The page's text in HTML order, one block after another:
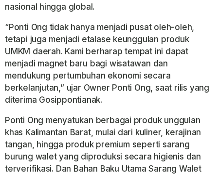
nasional hingga global.
“Ponti Ong tidak hanya menjadi pusat oleh-oleh,
tetapi juga menjadi etalase keunggulan produk
UMKM daerah. Kami berharap tempat ini dapat
menjadi magnet baru bagi wisatawan dan
mendukung pertumbuhan ekonomi secara
berkelanjutan,” ujar Owner Ponti Ong, saat rilis yang
diterima Gosippontianak.
Ponti Ong menyatukan berbagai produk unggulan
khas Kalimantan Barat, mulai dari kuliner, kerajinan
tangan, hingga produk premium seperti sarang
burung walet yang diproduksi secara higienis dan
terverifikasi. Dan Bahan Baku Utama Sarang Walet